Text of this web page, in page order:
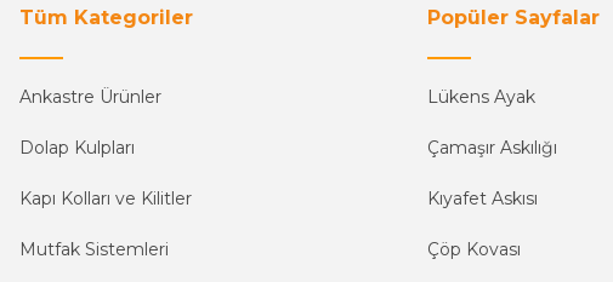
Tüm Kategoriler
Ankastre Ürünler
Dolap Kulpları
Kapı Kolları ve Kilitler
Mutfak Sistemleri
Popüler Sayfalar
Lükens Ayak
Çamaşır Askılığı
Kıyafet Askısı
Çöp Kovası